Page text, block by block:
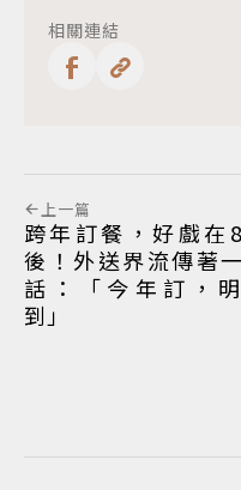
相關連結
上一篇
跨年訂餐，好戲在
後！外送界流傳著
話：「今年訂，
到」